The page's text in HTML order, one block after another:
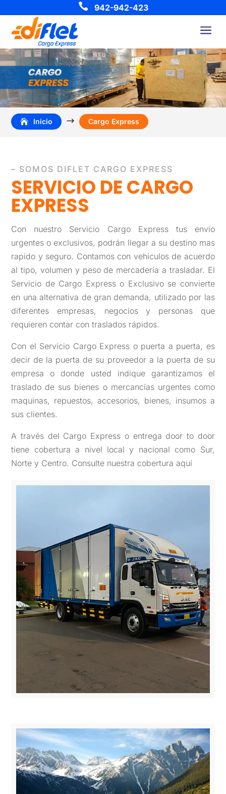
 942-942-423
a
Inicio $ Cargo Express
– SOMOS DIFLET CARGO EXPRESS
SERVICIO DE CARGO
EXPRESS
Con nuestro Servicio Cargo Express tus envío
urgentes o exclusivos, podrán llegar a su destino mas
rapido y seguro. Contamos con vehículos de acuerdo
al tipo, volumen y peso de mercadería a trasladar. El
Servicio de Cargo Express o Exclusivo se convierte
en una alternativa de gran demanda, utilizado por las
diferentes empresas, negocios y personas que
requieren contar con traslados rápidos.
Con el Servicio Cargo Express o puerta a puerta, es
decir de la puerta de su proveedor a la puerta de su
empresa o donde usted indique garantizamos el
traslado de sus bienes o mercancías urgentes como
maquinas, repuestos, accesorios, bienes, insumos a
sus clientes.
A través del Cargo Express o entrega door to door
tiene cobertura a nivel local y nacional como Sur,
Norte y Centro. Consulte nuestra cobertura aquí